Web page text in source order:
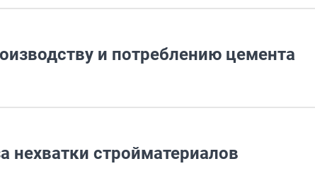
и потреблению цемента
стройматериалов